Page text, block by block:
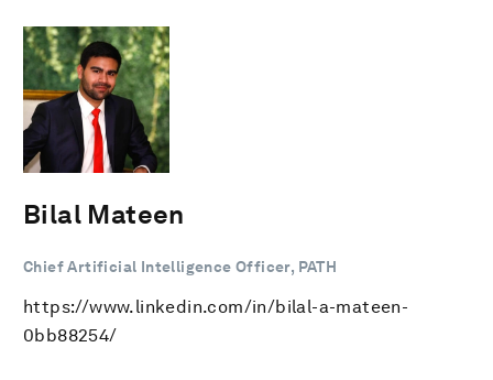
Bilal Mateen
Chief Artificial Intelligence Officer, PATH
https://www.linkedin.com/in/bilal-a-mateen-
0bb88254/